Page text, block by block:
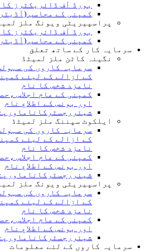
بورڈ آف ڈائریکٹرز
کمپنی کے محاسب
پراسپیریٹی ویونگ ملز
بورڈ آف ڈائریکٹرز
کمپنی کے محاسب
سرمایہ کار کے ساتھ تعلق
نگینہ کاٹن ملز لمیٹڈ
سرمایہ کاروں کی
کے ازالے کے لیئے
نامزد شخص کا نام
کمپنی کے عام اجلاس
اور بونس کے اطلاع نام
ایلکوٹ سپننگ ملز لمیٹڈ
سرمایہ کاروں کی
کے ازالے کے لیئے
نامزد شخص کا نام
کمپنی کے عام اجلاس
اور بونس کے اطلاع نام
پراسپیریٹی ویونگ ملز
سرمایہ کاروں کی
کے ازالے کے لیئے
نامزد شخص کا نام
کمپنی کے عام اجلاس
اور بونس کے اطلاع نام
سرمایہ کاروں کے لئے معلومات